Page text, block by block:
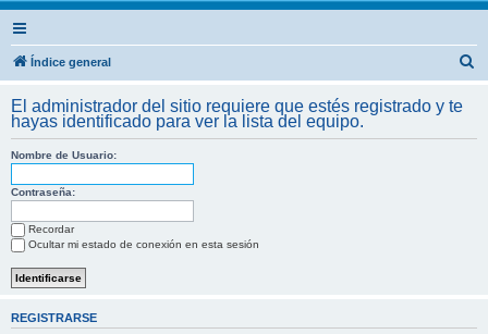
Índice general
c
El administrador del sitio requiere que estés registrado y te
hayas identificado para ver la lista del equipo.
Nombre de Usuario:
Contraseña:
Recordar
Ocultar mi estado de conexión en esta sesión
REGISTRARSE